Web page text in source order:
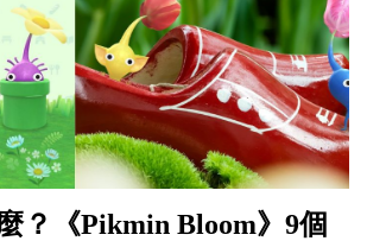
？《Pikmin Bloom》9個